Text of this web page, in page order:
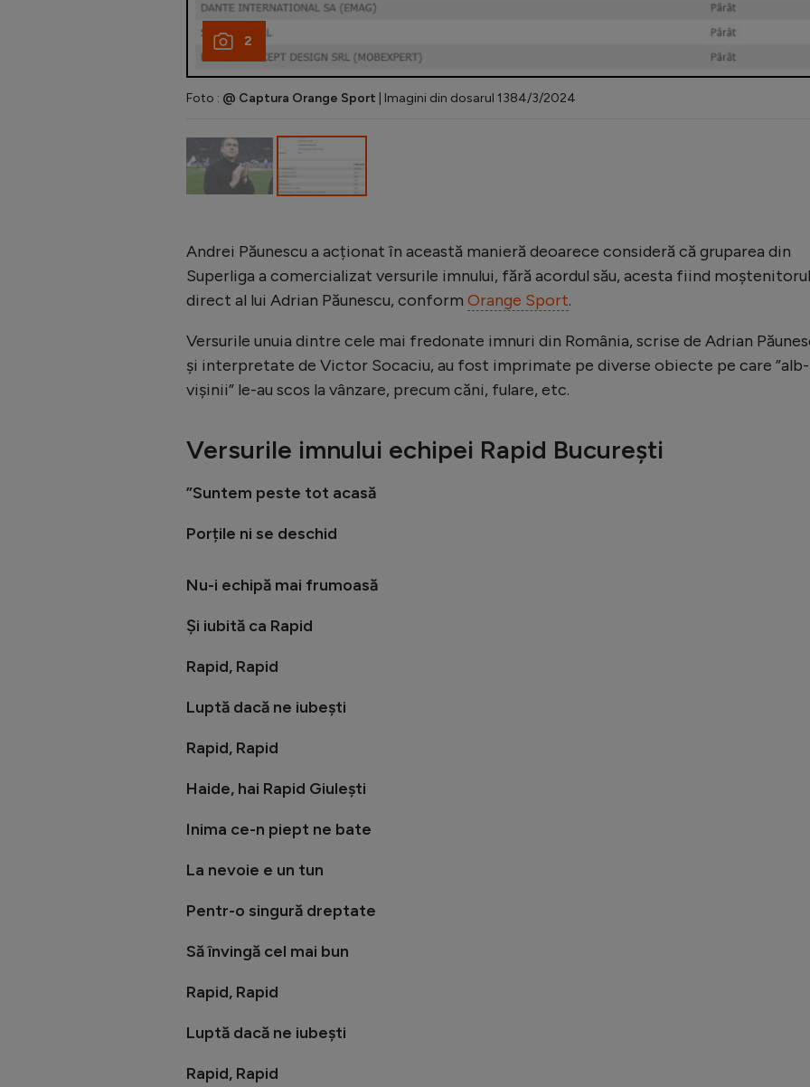
2
Foto : @ Captura Orange Sport | Imagini din dosarul 1384/3/2024
Andrei Păunescu a acționat în această manieră deoarece consideră că gruparea din
Superliga a comercializat versurile imnului, fără acordul său, acesta fiind moștenitorul
direct al lui Adrian Păunescu, conform Orange Sport.
Versurile unuia dintre cele mai fredonate imnuri din România, scrise de Adrian
și interpretate de Victor Socaciu, au fost imprimate pe diverse obiecte pe care ”alb-
vișinii” le-au scos la vânzare, precum căni, fulare, etc.
Versurile imnului echipei Rapid București
”Suntem peste tot acasă
Porțile ni se deschid
Nu-i echipă mai frumoasă
Și iubită ca Rapid
Rapid, Rapid
Luptă dacă ne iubești
Rapid, Rapid
Haide, hai Rapid Giulești
Inima ce-n piept ne bate
La nevoie e un tun
Pentr-o singură dreptate
Să învingă cel mai bun
Rapid, Rapid
Luptă dacă ne iubești
Rapid, Rapid